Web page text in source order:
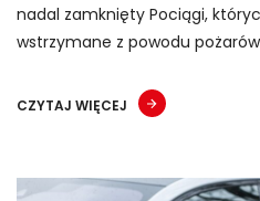
nadal zamknięty Pociągi,
wstrzymane z powodu
CZYTAJ WIĘCEJ